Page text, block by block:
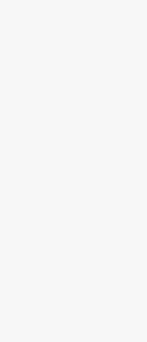
der Einführung
„Premium
zu halten, sodass
musste. Die
„Premium Quality“
wurden, verlief